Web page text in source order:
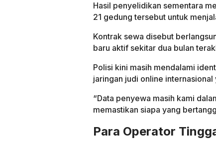
Hasil penyelidikan sementara
21 gedung tersebut untuk
Kontrak sewa disebut
baru aktif sekitar dua bulan
Polisi kini masih mendalami
jaringan judi online
“Data penyewa masih kami
memastikan siapa yang
Para Operator